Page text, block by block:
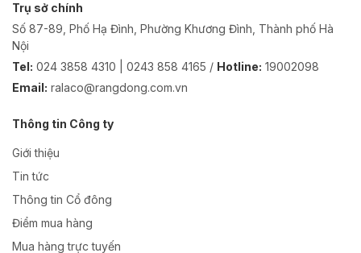
Trụ sở chính
Số 87-89, Phố Hạ Đình, Phường Khương Đình, Thành phố Hà
Nội
Tel: 024 3858 4310 | 0243 858 4165 / Hotline: 19002098
Email: ralaco@rangdong.com.vn
Thông tin Công ty
Giới thiệu
Tin tức
Thông tin Cổ đông
Điểm mua hàng
Mua hàng trực tuyến